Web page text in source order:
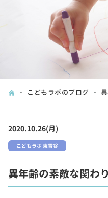
こどもラボのブログ
2020.10.26(月)
こどもラボ 東雪谷
異年齢の素敵な関わり